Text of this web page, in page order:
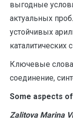
выгодные
актуальных
устойчивых
каталитических
Ключевые слова:
соединение,
Some aspects
Zalitova Marina